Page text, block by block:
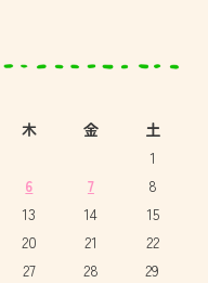
木 金 土
1
6 7
8
13 14
15
20 21
22
27 28
29